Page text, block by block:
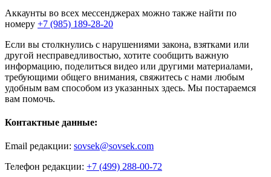
Аккаунты во всех мессенджерах можно также найти по
номеру +7 (985) 189-28-20
Если вы столкнулись с нарушениями закона, взятками или
другой несправедливостью, хотите сообщить важную
информацию, поделиться видео или другими материалами,
требующими общего внимания, свяжитесь с нами любым
удобным вам способом из указанных здесь. Мы постараемся
вам помочь.
Контактные данные:
Email редакции: sovsek@sovsek.com
Телефон редакции: +7 (499) 288-00-72